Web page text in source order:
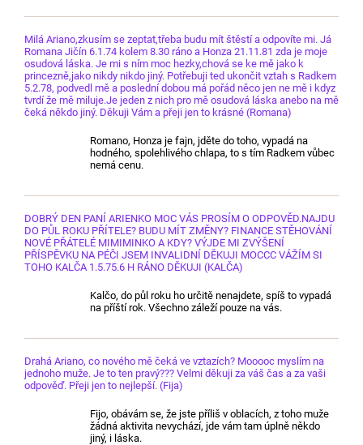
Milá Ariano,zkusím se zeptat,třeba budu mít štěstí a odpovíte mi. Já
Romana Jičín 6.1.74 kolem 8.30 ráno a Honza 21.11.81 zda je moje
osudová láska. Je mi s ním moc hezky,chová se ke mě jako k
princezně,jako nikdy nikdo jiný. Potřebuji ted ukončit vztah s Radkem
5.2.78, podvedl mě a poslední dobou má pořád něco jen ne mě i kdyz
tvrdí že mě miluje.Je jeden z nich pro mě osudová láska anebo na mě
čeká někdo jiný. Děkuji Vám a přeji jen to krásné (Romana)
Romano, Honza je fajn, jděte do toho, vypadá na
hodného, spolehlivého chlapa, to s tím Radkem vůbec
nemá cenu.
DOBRÝ DEN PANÍ ARIENKO MOC VÁS PROSÍM O ODPOVĚD.NAJDU
DO PŮL ROKU PŘÍTELE? BUDU MÍT ZMĚNY? FINANCE STĚHOVÁNÍ
NOVÉ PŘÁTELÉ MIMIMINKO A KDY? VÝJDE MI ZVÝŠENÍ
PŘÍSPĚVKU NA PÉČI JSEM INVALIDNÍ DĚKUJI MOCCC VÁŽÍM SI
TOHO KALČA 1.5.75.6 H RÁNO DĚKUJI (KALČA)
Kalčo, do půl roku ho určitě nenajdete, spíš to vypadá
na příští rok. Všechno záleží pouze na vás.
Drahá Ariano, co nového mě čeká ve vztazích? Mooooc myslím na
jednoho muže. Je to ten pravý??? Velmi děkuji za váš čas a za vaši
odpověď. Přeji jen to nejlepší. (Fija)
Fijo, obávám se, že jste příliš v oblacích, z toho muže
žádná aktivita nevychází, jde vám tam úplně někdo
jiný, i láska.